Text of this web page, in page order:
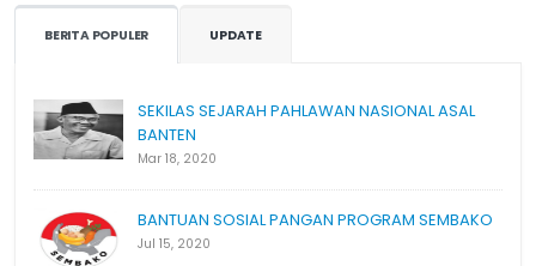
BERITA POPULER UPDATE
SEKILAS SEJARAH PAHLAWAN NASIONAL ASAL
BANTEN
Mar 18, 2020
BANTUAN SOSIAL PANGAN PROGRAM SEMBAKO
Jul 15, 2020